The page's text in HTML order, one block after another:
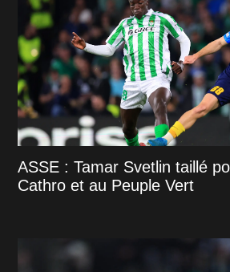
ASSE : Tamar Svetlin taillé
Cathro et au Peuple Vert